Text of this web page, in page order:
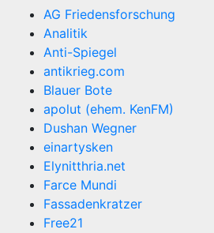
AG Friedensforschung
Analitik
Anti-Spiegel
antikrieg.com
Blauer Bote
apolut (ehem. KenFM)
Dushan Wegner
einartysken
Elynitthria.net
Farce Mundi
Fassadenkratzer
Free21